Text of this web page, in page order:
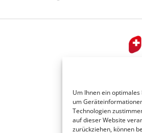
Um Ihnen ein
um
Technologien
auf dieser Website
zurückziehen, können